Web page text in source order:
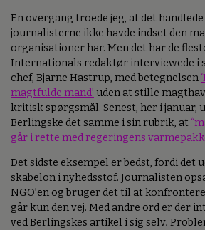
En overgang troede jeg, at det
journalisterne ikke havde indset den
organisationer har. Men det har de
Internationals redaktør interviewede i
chef, Bjarne Hastrup, med betegnelsen
magtfulde mand’ uden at stille
kritisk spørgsmål. Senest, her i januar,
Berlingske det samme i sin rubrik, at
går i rette med regeringens
Det sidste eksempel er bedst, fordi det
skabelon i nyhedsstof. Journalisten
NGO’en og bruger det til at
går kun den vej. Med andre ord er der
ved Berlingskes artikel i sig selv.